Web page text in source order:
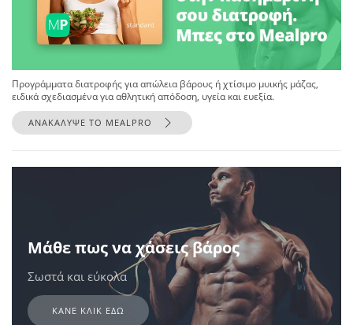
Προγράμματα διατροφής για απώλεια βάρους ή χτίσιμο μυικής μάζας,
ειδικά σχεδιασμένα για αθλητική απόδοση, υγεία και ευεξία.
ΑΝΑΚΑΛΥΨΕ ΤΟ MEALPRO
Μάθε πως να χάσεις βάρος
Σωστά και εύκολα
ΚΑΝΕ ΚΛΙΚ ΕΔΩ